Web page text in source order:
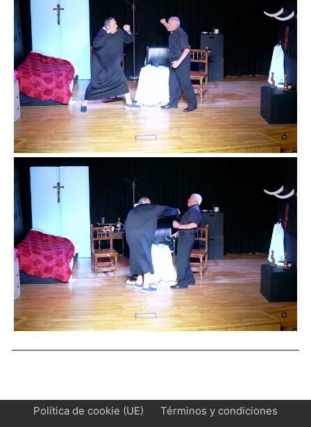
Política de cookie (UE)
Términos y condiciones